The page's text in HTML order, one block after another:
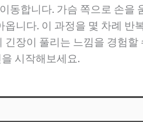
동합니다. 가슴 쪽으로 손을
니다. 이 과정을 몇 차례 반
장이 풀리는 느낌을 경험할
시작해보세요.